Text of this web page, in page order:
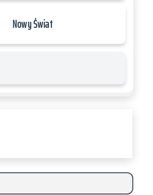
Nowy Świat